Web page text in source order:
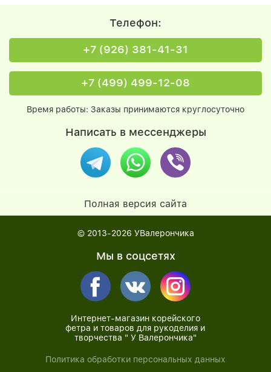
Телефон:
+7 (926) 381-41-31
+7 (499) 499-12-08
Время работы: Заказы принимаются круглосуточно
Написать в мессенджеры
Полная версия сайта
© 2013-2026 УВалерончика
Мы в соцсетях
Интернет-магазин корейского
фетра и товаров для рукоделия и
творчества " У Валерончика"
Политика обработки персональных данных